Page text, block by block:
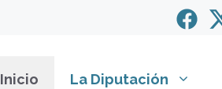
Inicio La Diputación